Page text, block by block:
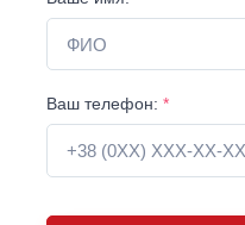
Ваш телефон: *